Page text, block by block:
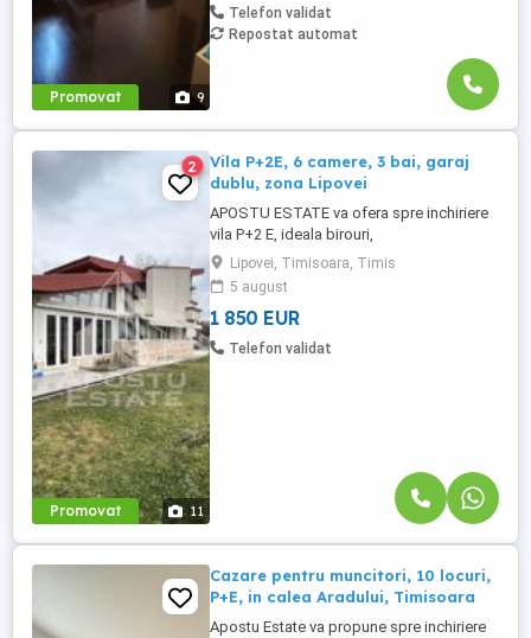
Promovat 9
Telefon validat
Repostat automat
Promovat 11
2
Vila P+2E, 6 camere, 3 bai, garaj
dublu, zona Lipovei
APOSTU ESTATE va ofera spre inchiriere
vila P+2 E, ideala birouri,
afterschool,clinica medicala. Cladirea este
dispusa pe 3 nivele P+2E, si se gaseste la
aproximativ 800 m de Iulius Mall. Parterul
cladirii este compus din 3 incaperi, 2
holuri, spalatorie,1 baie, garaj dublu. La
Lipovei, Timisoara, Timis
5 august
1 850 EUR
Telefon validat
Cazare pentru muncitori, 10 locuri,
P+E, in calea Aradului, Timisoara
Apostu Estate va propune spre inchiriere